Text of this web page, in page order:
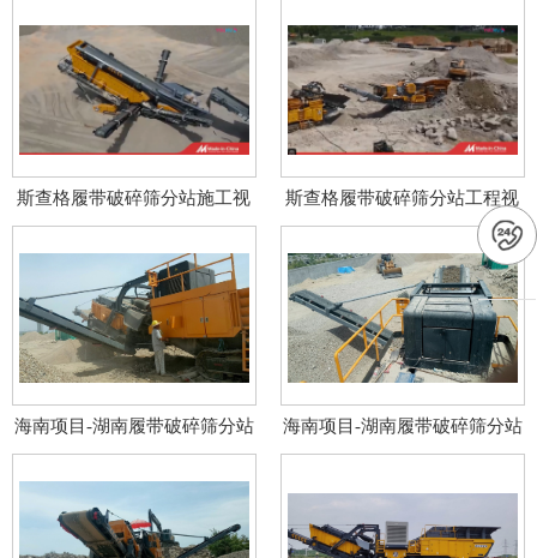
斯查格履带破碎筛分站施工视 斯查格履带破碎筛分站工程视
海南项目-湖南履带破碎筛分站 海南项目-湖南履带破碎筛分站